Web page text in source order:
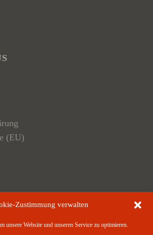
Zustimmung verwalten
unsere Website und unseren Service zu optimieren.
(EU)